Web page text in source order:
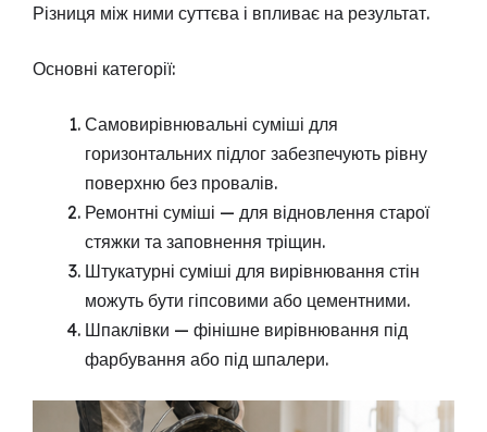
Різниця між ними суттєва і впливає на результат.
Основні категорії:
Самовирівнювальні суміші для
горизонтальних підлог забезпечують рівну
поверхню без провалів.
Ремонтні суміші — для відновлення старої
стяжки та заповнення тріщин.
Штукатурні суміші для вирівнювання стін
можуть бути гіпсовими або цементними.
Шпаклівки — фінішне вирівнювання під
фарбування або під шпалери.